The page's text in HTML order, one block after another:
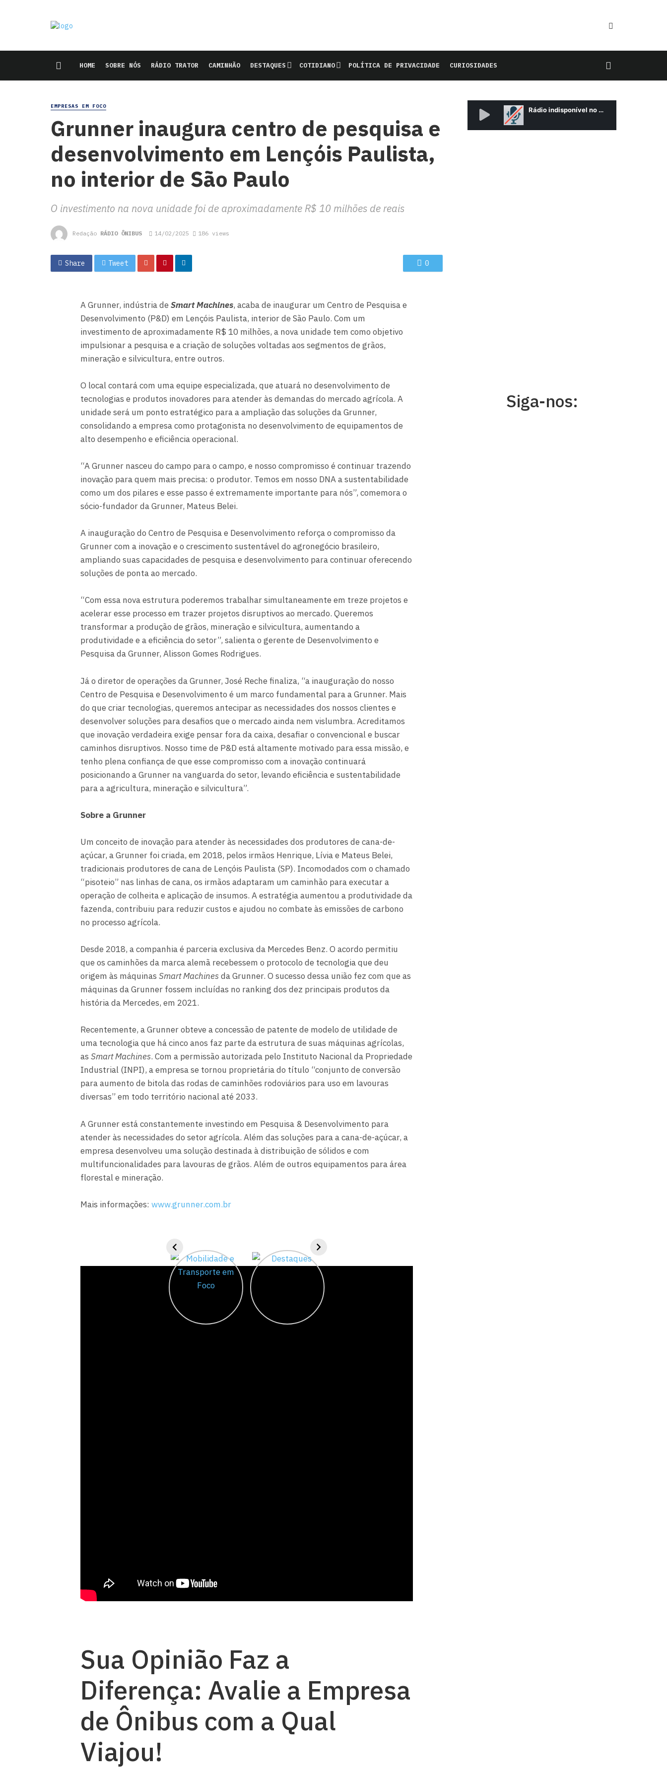
HOME SOBRE NÓS RÁDIO TRATOR CAMINHÃO DESTAQUES COTIDIANO POLÍTICA DE PRIVACIDADE CURIOSIDADES
EMPRESAS EM FOCO
Grunner inaugura centro de pesquisa e
desenvolvimento em Lençóis Paulista,
no interior de São Paulo
O investimento na nova unidade foi de aproximadamente R$ 10 milhões de reais
Redação RÁDIO ÔNIBUS 14/02/2025 186 views
Share Tweet 0
A Grunner, indústria de Smart Machines, acaba de inaugurar um Centro de Pesquisa e
Desenvolvimento (P&D) em Lençóis Paulista, interior de São Paulo. Com um
investimento de aproximadamente R$ 10 milhões, a nova unidade tem como objetivo
impulsionar a pesquisa e a criação de soluções voltadas aos segmentos de grãos,
mineração e silvicultura, entre outros.
O local contará com uma equipe especializada, que atuará no desenvolvimento de
tecnologias e produtos inovadores para atender às demandas do mercado agrícola. A
unidade será um ponto estratégico para a ampliação das soluções da Grunner,
consolidando a empresa como protagonista no desenvolvimento de equipamentos de
alto desempenho e eficiência operacional.
“A Grunner nasceu do campo para o campo, e nosso compromisso é continuar trazendo
inovação para quem mais precisa: o produtor. Temos em nosso DNA a sustentabilidade
como um dos pilares e esse passo é extremamente importante para nós”, comemora o
sócio-fundador da Grunner, Mateus Belei.
A inauguração do Centro de Pesquisa e Desenvolvimento reforça o compromisso da
Grunner com a inovação e o crescimento sustentável do agronegócio brasileiro,
ampliando suas capacidades de pesquisa e desenvolvimento para continuar oferecendo
soluções de ponta ao mercado.
“Com essa nova estrutura poderemos trabalhar simultaneamente em treze projetos e
acelerar esse processo em trazer projetos disruptivos ao mercado. Queremos
transformar a produção de grãos, mineração e silvicultura, aumentando a
produtividade e a eficiência do setor”, salienta o gerente de Desenvolvimento e
Pesquisa da Grunner, Alisson Gomes Rodrigues.
Já o diretor de operações da Grunner, José Reche finaliza, “a inauguração do nosso
Centro de Pesquisa e Desenvolvimento é um marco fundamental para a Grunner. Mais
do que criar tecnologias, queremos antecipar as necessidades dos nossos clientes e
desenvolver soluções para desafios que o mercado ainda nem vislumbra. Acreditamos
que inovação verdadeira exige pensar fora da caixa, desafiar o convencional e buscar
caminhos disruptivos. Nosso time de P&D está altamente motivado para essa missão, e
tenho plena confiança de que esse compromisso com a inovação continuará
posicionando a Grunner na vanguarda do setor, levando eficiência e sustentabilidade
para a agricultura, mineração e silvicultura”.
Sobre a Grunner
Um conceito de inovação para atender às necessidades dos produtores de cana-de-
açúcar, a Grunner foi criada, em 2018, pelos irmãos Henrique, Lívia e Mateus Belei,
tradicionais produtores de cana de Lençóis Paulista (SP). Incomodados com o chamado
“pisoteio” nas linhas de cana, os irmãos adaptaram um caminhão para executar a
operação de colheita e aplicação de insumos. A estratégia aumentou a produtividade da
fazenda, contribuiu para reduzir custos e ajudou no combate às emissões de carbono
no processo agrícola.
Desde 2018, a companhia é parceria exclusiva da Mercedes Benz. O acordo permitiu
que os caminhões da marca alemã recebessem o protocolo de tecnologia que deu
origem às máquinas Smart Machines da Grunner. O sucesso dessa união fez com que as
máquinas da Grunner fossem incluídas no ranking dos dez principais produtos da
história da Mercedes, em 2021.
Recentemente, a Grunner obteve a concessão de patente de modelo de utilidade de
uma tecnologia que há cinco anos faz parte da estrutura de suas máquinas agrícolas,
as Smart Machines. Com a permissão autorizada pelo Instituto Nacional da Propriedade
Industrial (INPI), a empresa se tornou proprietária do título “conjunto de conversão
para aumento de bitola das rodas de caminhões rodoviários para uso em lavouras
diversas” em todo território nacional até 2033.
A Grunner está constantemente investindo em Pesquisa & Desenvolvimento para
atender às necessidades do setor agrícola. Além das soluções para a cana-de-açúcar, a
empresa desenvolveu uma solução destinada à distribuição de sólidos e com
multifuncionalidades para lavouras de grãos. Além de outros equipamentos para área
florestal e mineração.
Mais informações: www.grunner.com.br
Sua Opinião Faz a
Diferença: Avalie a Empresa
de Ônibus com a Qual
Viajou!
Siga-nos: